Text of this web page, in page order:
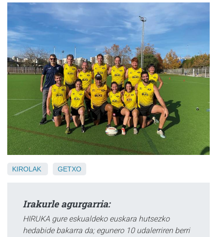
KIROLAK GETXO
Irakurle agurgarria:
HIRUKA gure eskualdeko euskara hutsezko
hedabide bakarra da; egunero 10 udalerriren berri